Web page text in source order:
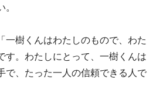
樹くんはわたしのもので、わた
す。わたしにとって、一樹くんは
で、たった一人の信頼できる人で